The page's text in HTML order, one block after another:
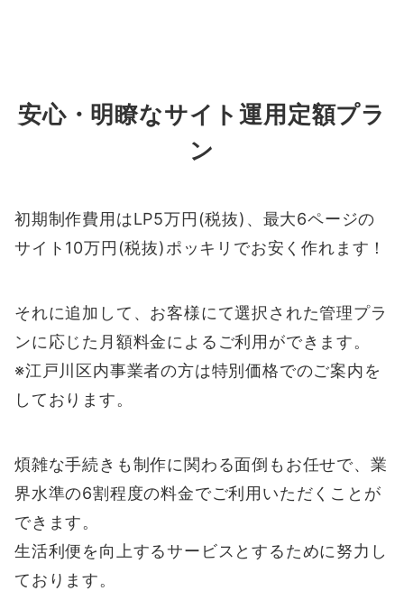
安心・明瞭なサイト運用定額プラ
ン
初期制作費用はLP5万円(税抜)、最大6ページの
サイト10万円(税抜)ポッキリでお安く作れます！
それに追加して、お客様にて選択された管理プラ
ンに応じた月額料金によるご利用ができます。
※江戸川区内事業者の方は特別価格でのご案内を
しております。
煩雑な手続きも制作に関わる面倒もお任せで、業
界水準の6割程度の料金でご利用いただくことが
できます。
生活利便を向上するサービスとするために努力し
ております。